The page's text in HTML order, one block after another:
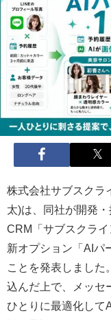
株式会社サブスクラ
太)は、同社が開発
CRM「サブスクラ
新オプション「AIパ
ことを発表しました
込んだ上で、メッセ
ひとりに最適化して